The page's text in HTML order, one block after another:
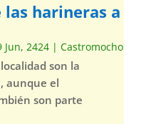
harineras a
Jun, 2424| Castromocho
son la
aunque el
son parte